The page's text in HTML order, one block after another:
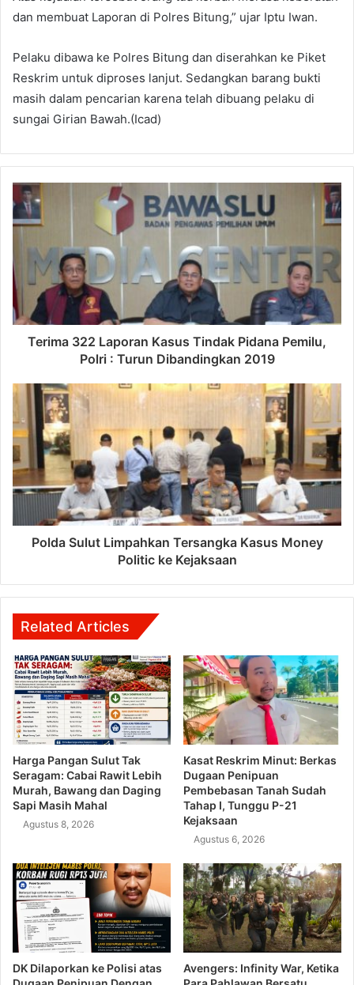
dan membuat Laporan di Polres Bitung,” ujar Iptu Iwan.
Pelaku dibawa ke Polres Bitung dan diserahkan ke Piket
Reskrim untuk diproses lanjut. Sedangkan barang bukti
masih dalam pencarian karena telah dibuang pelaku di
sungai Girian Bawah.(Icad)
Terima 322 Laporan Kasus Tindak Pidana Pemilu,
Polri : Turun Dibandingkan 2019
Polda Sulut Limpahkan Tersangka Kasus Money
Politic ke Kejaksaan
Related Articles
Harga Pangan Sulut Tak
Seragam: Cabai Rawit Lebih
Murah, Bawang dan Daging
Sapi Masih Mahal
Agustus 8, 2026
Kasat Reskrim Minut: Berkas
Dugaan Penipuan
Pembebasan Tanah Sudah
Tahap I, Tunggu P-21
Kejaksaan
Agustus 6, 2026
DK Dilaporkan ke Polisi atas
Avengers: Infinity War, Ketika